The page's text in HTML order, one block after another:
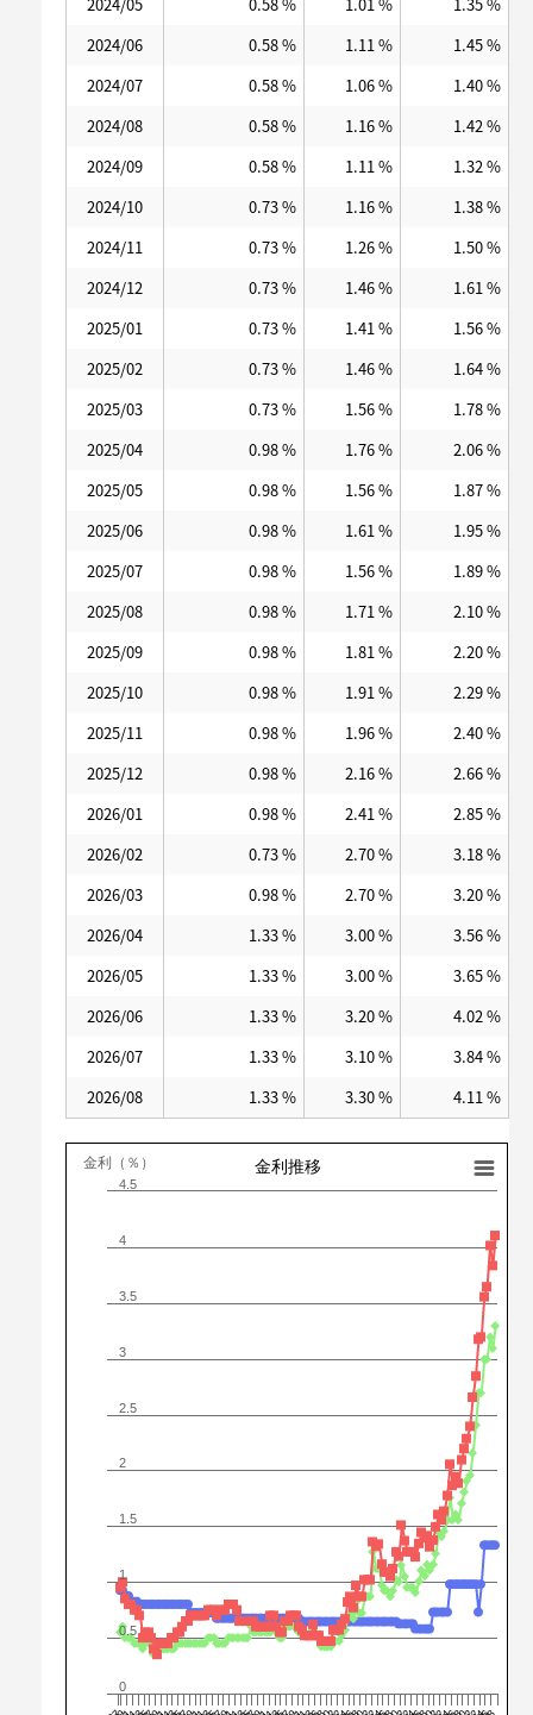
2024/06
0.58 % 1.11 %
1.45 %
2024/07
0.58 % 1.06 %
1.40 %
2024/08
0.58 % 1.16 %
1.42 %
2024/09
0.58 % 1.11 %
1.32 %
2024/10
0.73 % 1.16 %
1.38 %
2024/11
0.73 % 1.26 %
1.50 %
2024/12
0.73 % 1.46 %
1.61 %
2025/01
0.73 % 1.41 %
1.56 %
2025/02
0.73 % 1.46 %
1.64 %
2025/03
0.73 % 1.56 %
1.78 %
2025/04
0.98 % 1.76 %
2.06 %
2025/05
0.98 % 1.56 %
1.87 %
2025/06
0.98 % 1.61 %
1.95 %
2025/07
0.98 % 1.56 %
1.89 %
2025/08
0.98 % 1.71 %
2.10 %
2025/09
0.98 % 1.81 %
2.20 %
2025/10
0.98 % 1.91 %
2.29 %
2025/11
0.98 % 1.96 %
2.40 %
2025/12
0.98 % 2.16 %
2.66 %
2026/01
0.98 % 2.41 %
2.85 %
2026/02
0.73 % 2.70 %
3.18 %
2026/03
0.98 % 2.70 %
3.20 %
2026/04
1.33 % 3.00 %
3.56 %
2026/05
1.33 % 3.00 %
3.65 %
2026/06
1.33 % 3.20 %
4.02 %
2026/07
1.33 % 3.10 %
3.84 %
2026/08
1.33 % 3.30 % 4.11 %
金利（％） 金利推移
0
0.5
1
1.5
2
2.5
3
3.5
4
4.5